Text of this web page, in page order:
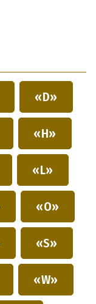
«D»
«H»
«L»
«O»
«S»
«W»